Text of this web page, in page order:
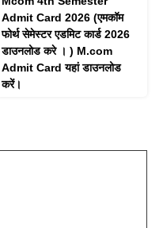
Admit Card 2026 (एमकॉम
फोर्थ सेमेस्टर एडमिट कार्ड 2026
डाउनलोड करे । ) M.com
Admit Card यहां डाउनलोड
करें।